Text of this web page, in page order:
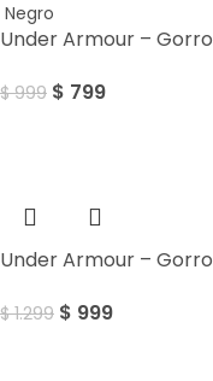
Negro
Under Armour – Gorro
$999 $ 799
Under Armour – Gorro
$1.299 $ 999